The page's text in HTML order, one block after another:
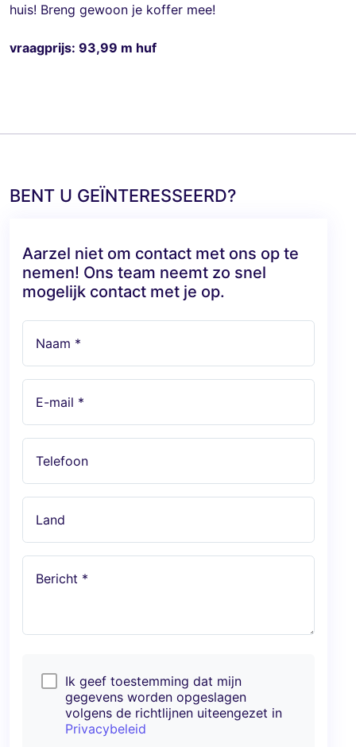
huis! Breng gewoon je koffer mee!
vraagprijs: 93,99 m huf
BENT U GEÏNTERESSEERD?
Aarzel niet om contact met ons op te
nemen! Ons team neemt zo snel
mogelijk contact met je op.
Naam *
E-mail *
Telefoon
Land
Bericht *
Ik geef toestemming dat mijn
gegevens worden opgeslagen
volgens de richtlijnen uiteengezet in
Privacybeleid